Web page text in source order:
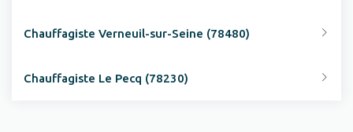
Chauffagiste Verneuil-sur-Seine (78480)
Chauffagiste Le Pecq (78230)